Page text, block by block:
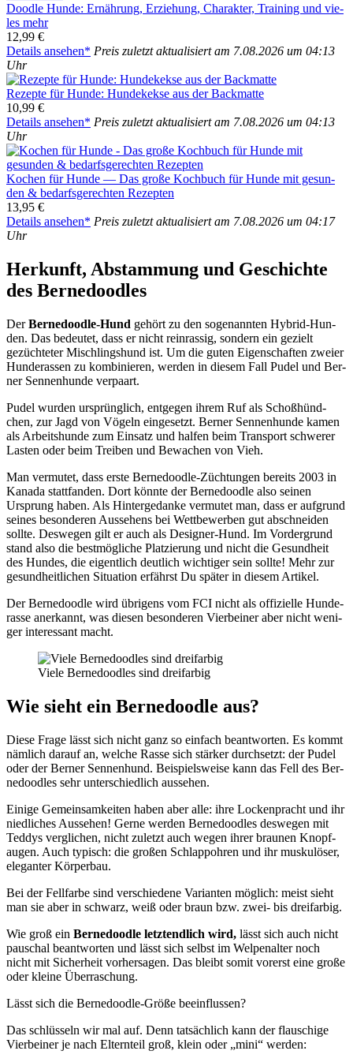
Dood­le Hun­de: Ernäh­rung, Erzie­hung, Cha­rak­ter, Trai­ning und vie­
les mehr
12,99 €
Details anse­hen* Preis zuletzt aktua­li­siert am 7.08.2026 um 04:13
Uhr
Rezep­te für Hun­de: Hun­de­kek­se aus der Back­mat­te
10,99 €
Details anse­hen* Preis zuletzt aktua­li­siert am 7.08.2026 um 04:13
Uhr
Kochen für Hun­de — Das gro­ße Koch­buch für Hun­de mit gesun­
den & bedarfs­ge­rech­ten Rezep­ten
13,95 €
Details anse­hen* Preis zuletzt aktua­li­siert am 7.08.2026 um 04:17
Uhr
Her­kunft, Abstam­mung und Geschich­te
des Ber­ne­dood­les
DerBer­ne­dood­le-Hund gehört zu den soge­nann­ten Hybrid-Hun­
den. Das bedeu­tet, dass er nicht rein­ras­sig, son­dern ein gezielt
gezüch­te­ter Misch­lings­hund ist. Um die guten Eigen­schaf­ten zwei­er
Hun­de­ras­sen zu kom­bi­nie­ren, wer­den in die­sem Fall Pudel und Ber­
ner Sen­nen­hun­de ver­paart.
Pudel wur­den ursprüng­lich, ent­ge­gen ihrem Ruf als Schoß­hünd­
chen, zur Jagd von Vögeln ein­ge­setzt. Ber­ner Sen­nen­hun­de kamen
als Arbeits­hun­de zum Ein­satz und hal­fen beim Trans­port schwe­rer
Las­ten oder beim Trei­ben und Bewa­chen von Vieh.
Man ver­mu­tet, dass ers­te Ber­ne­dood­le-Züch­tun­gen bereits 2003 in
Kana­da statt­fan­den. Dort könn­te der Ber­ne­dood­le also sei­nen
Ursprung haben. Als Hin­ter­ge­dan­ke ver­mu­tet man, dass er auf­grund
sei­nes beson­de­ren Aus­se­hens bei Wett­be­wer­ben gut abschnei­den
soll­te. Des­we­gen gilt er auch als Desi­gner-Hund. Im Vor­der­grund
stand also die best­mög­li­che Plat­zie­rung und nicht die Gesund­heit
des Hun­des, die eigent­lich deut­lich wich­ti­ger sein soll­te! Mehr zur
gesund­heit­li­chen Situa­ti­on erfährst Du spä­ter in die­sem Arti­kel.
Der Ber­ne­dood­le wird übri­gens vom FCI nicht als offi­zi­el­le Hun­de­
ras­se aner­kannt, was die­sen beson­de­ren Vier­bei­ner aber nicht weni­
ger inter­es­sant macht.
Vie­le Ber­ne­dood­les sind drei­far­big
Wie sieht ein Ber­ne­dood­le aus?
Die­se Fra­ge lässt sich nicht ganz so ein­fach beant­wor­ten. Es kommt
näm­lich dar­auf an, wel­che Ras­se sich stär­ker durch­setzt: der Pudel
oder der Ber­ner Sen­nen­hund. Bei­spiels­wei­se kann das Fell des Ber­
ne­dood­les sehr unter­schied­lich aus­se­hen.
Eini­ge Gemein­sam­kei­ten haben aber alle: ihre Locken­pracht und ihr
nied­li­ches Aus­se­hen! Ger­ne wer­den Ber­ne­dood­les des­we­gen mit
Ted­dys ver­gli­chen, nicht zuletzt auch wegen ihrer brau­nen Knopf­
au­gen. Auch typisch: die gro­ßen Schlapp­oh­ren und ihr mus­ku­lö­ser,
ele­gan­ter Kör­per­bau.
Bei der Fell­far­be sind ver­schie­de­ne Vari­an­ten mög­lich: meist sieht
man sie aber in schwarz, weiß oder braun bzw. zwei- bis drei­far­big.
Wie groß ein Ber­ne­dood­le letzt­end­lich wird, lässt sich auch nicht
pau­schal beant­wor­ten und lässt sich selbst im Wel­pen­al­ter noch
nicht mit Sicher­heit vor­her­sa­gen. Das bleibt somit vor­erst eine gro­ße
oder klei­ne Über­ra­schung.
Lässt sich die Ber­ne­dood­le-Grö­ße beein­flus­sen?
Das schlüs­seln wir mal auf. Denn tat­säch­lich kann der flau­schi­ge
Vier­bei­ner je nach Eltern­teil groß, klein oder „mini“ wer­den: